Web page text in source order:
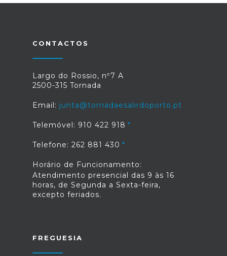
CONTACTOS
Largo do Rossio, nº7 A
2500-315 Tornada
Email: junta@tornadaesalirdoporto.pt
Telemóvel: 910 422 918
Telefone: 262 881 430
Horário de Funcionamento:
Atendimento presencial das 9 às 16
horas, de Segunda a Sexta-feira,
excepto feriados.
FREGUESIA